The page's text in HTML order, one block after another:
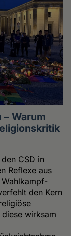
Warum
CSD in
Reflexe aus
Wahlkampf-
den Kern
wirksam